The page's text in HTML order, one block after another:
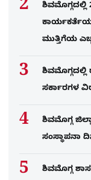
ಶಿವಮೊಗ್ಗದಲ್ಲಿ
ಮುತ್ತಿಗೆಯ
ಶಿವಮೊಗ್ಗದಲ್ಲಿ
ಸರ್ಕಾರಗಳ
ಶಿವಮೊಗ್ಗ
ಸಂಸ್ಥಾಪನಾ
ಶಿವಮೊಗ್ಗ